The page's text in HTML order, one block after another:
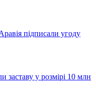
підписали угоду
заставу у розмірі 10 млн